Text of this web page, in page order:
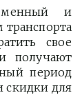
и
транспорта
свое
получают
период
скидки для